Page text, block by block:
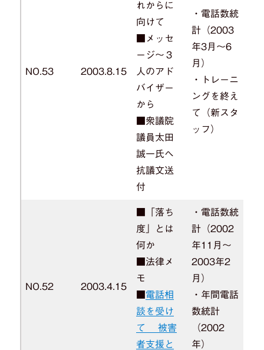
NO.53 2003.8.15
れからに
向けて
■メッセ
ージ～３
人のアド
バイザー
から
■衆議院
議員太田
誠一氏へ
抗議文送
付
・電話数統
計（2003
年3月～6
月）
・トレーニ
ングを終え
て（新スタ
ッフ）
NO.52 2003.4.15
■「落ち
度」とは
何か
■法律メ
モ
電話相
談を受け
て 被害
者支援と
・電話数統
計（2002
年11月～
2003年2
月）
・年間電話
数統計
（2002
年）